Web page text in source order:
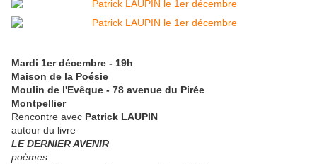
Mardi 1er décembre - 19h
Maison de la Poésie
Moulin de l'Evêque - 78 avenue du Pirée
Montpellier
Rencontre avec Patrick LAUPIN
autour du livre
LE DERNIER AVENIR
poèmes